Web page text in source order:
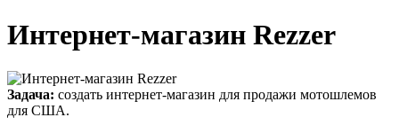
Интернет-магазин Rezzer
Задача: создать интернет-магазин для продажи мотошлемов
для США.